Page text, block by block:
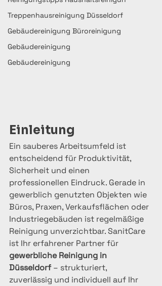
Treppenhausreinigung Düsseldorf
Gebäudereinigung Büroreinigung
Gebäudereinigung
Gebäudereinigung
Einleitung
Ein sauberes Arbeitsumfeld ist
entscheidend für Produktivität,
Sicherheit und einen
professionellen Eindruck. Gerade in
gewerblich genutzten Objekten wie
Büros, Praxen, Verkaufsflächen oder
Industriegebäuden ist regelmäßige
Reinigung unverzichtbar. SanitCare
ist Ihr erfahrener Partner für
gewerbliche Reinigung in
Düsseldorf – strukturiert,
zuverlässig und individuell auf Ihr